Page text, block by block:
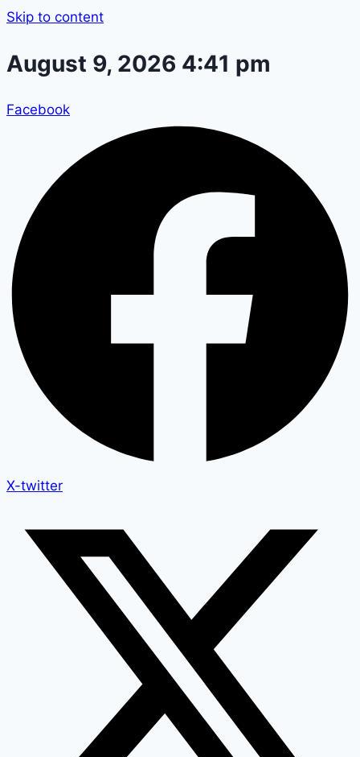
Skip to content
August 9, 2026 4:41 pm
Facebook
X-twitter